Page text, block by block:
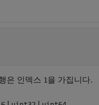
은 인덱스 1을 가집니다.